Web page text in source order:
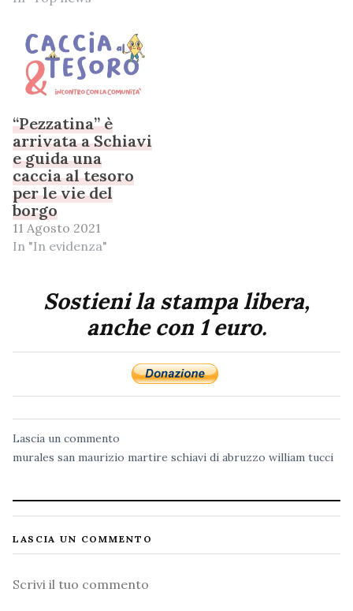
“Pezzatina” è
arrivata a Schiavi
e guida una
caccia al tesoro
per le vie del
borgo
11 Agosto 2021
In "In evidenza"
Sostieni la stampa libera,
anche con 1 euro.
Lascia un commento
murales san maurizio martire schiavi di abruzzo william tucci
LASCIA UN COMMENTO
Commento